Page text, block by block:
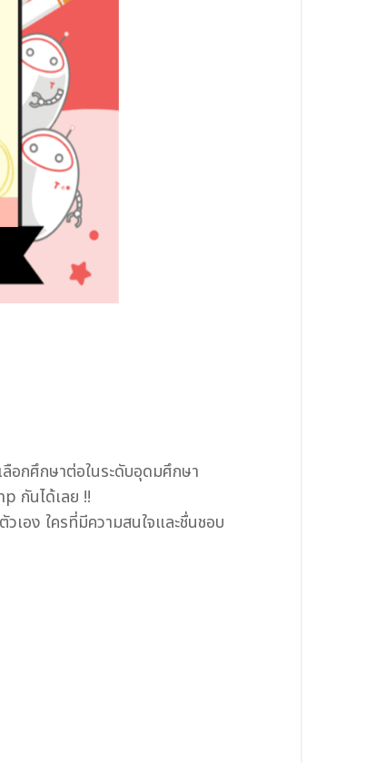
อกศึกษาต่อในระดับอุดมศึกษา
กันได้เลย !!
เอง ใครที่มีความสนใจและชื่นชอบ